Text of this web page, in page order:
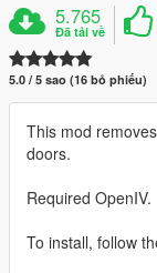
5.765
Đã tải về
5.0 / 5 sao (16 bỏ phiếu)
This mod
doors.
Required OpenIV.
To install, follow